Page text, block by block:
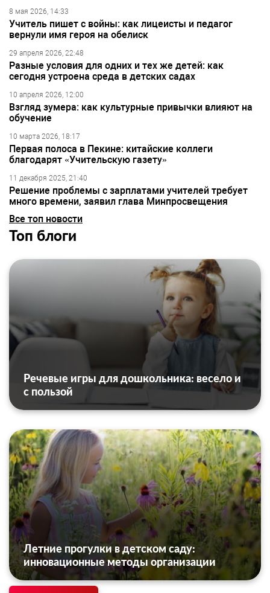
8 мая 2026, 14:33
Учитель пишет с войны: как лицеисты и педагог
вернули имя героя на обелиск
29 апреля 2026, 22:48
Разные условия для одних и тех же детей: как
сегодня устроена среда в детских садах
10 апреля 2026, 12:00
Взгляд зумера: как культурные привычки влияют на
обучение
10 марта 2026, 18:17
Первая полоса в Пекине: китайские коллеги
благодарят «Учительскую газету»
11 декабря 2025, 21:40
Решение проблемы с зарплатами учителей требует
много времени, заявил глава Минпросвещения
Все топ новости
Топ блоги
Речевые игры для дошкольника: весело и
с пользой
Летние прогулки в детском саду:
инновационные методы организации